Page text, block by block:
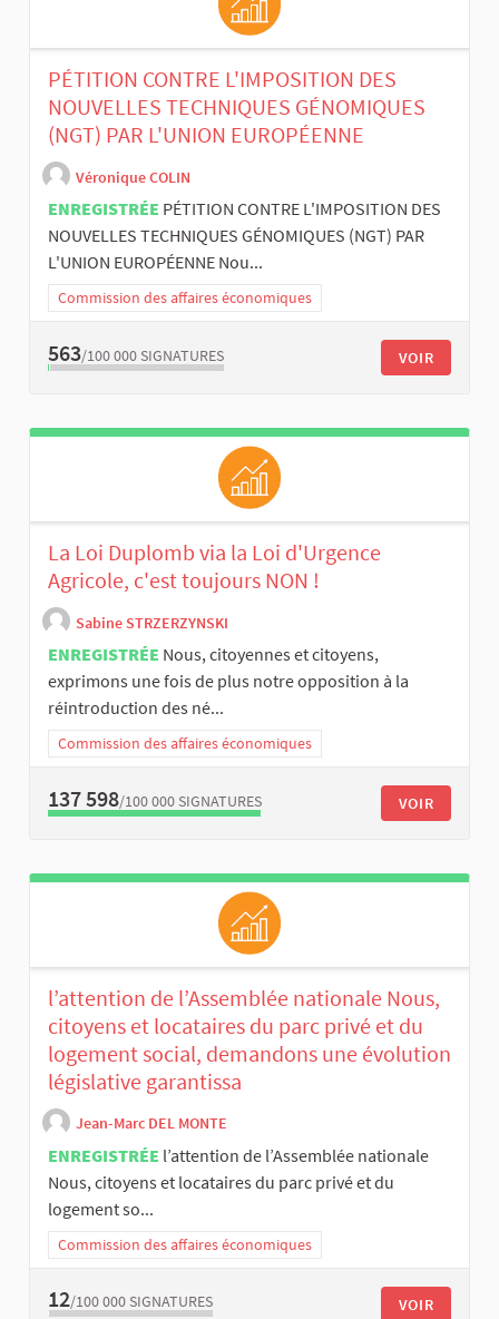
PÉTITION CONTRE L'IMPOSITION DES
NOUVELLES TECHNIQUES GÉNOMIQUES
(NGT) PAR L'UNION EUROPÉENNE
Véronique COLIN
ENREGISTRÉE PÉTITION CONTRE L'IMPOSITION DES
NOUVELLES TECHNIQUES GÉNOMIQUES (NGT) PAR
L'UNION EUROPÉENNE Nou...
Commission des affaires économiques
563/100 000 SIGNATURES VOIR
La Loi Duplomb via la Loi d'Urgence
Agricole, c'est toujours NON !
Sabine STRZERZYNSKI
ENREGISTRÉE Nous, citoyennes et citoyens,
exprimons une fois de plus notre opposition à la
réintroduction des né...
Commission des affaires économiques
137 598/100 000 SIGNATURES VOIR
l’attention de l’Assemblée nationale Nous,
citoyens et locataires du parc privé et du
logement social, demandons une évolution
législative garantissa
Jean-Marc DEL MONTE
ENREGISTRÉE l’attention de l’Assemblée nationale
Nous, citoyens et locataires du parc privé et du
logement so...
Commission des affaires économiques
12/100 000 SIGNATURES VOIR